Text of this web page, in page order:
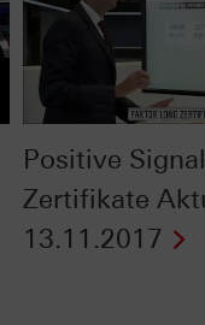
Positive
Zertifikate
13.11.2017